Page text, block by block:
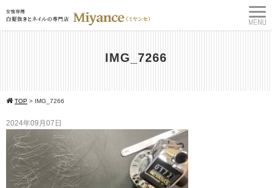
IMG_7266
TOP > IMG_7266
2024年09月07日